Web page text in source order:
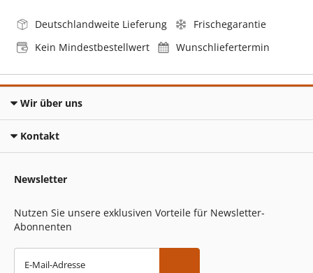
Deutschlandweite Lieferung
Frischegarantie
Kein Mindestbestellwert
Wunschliefertermin
Wir über uns
Kontakt
Newsletter
Nutzen Sie unsere exklusiven Vorteile für Newsletter-
Abonnenten
E-Mail-Adresse